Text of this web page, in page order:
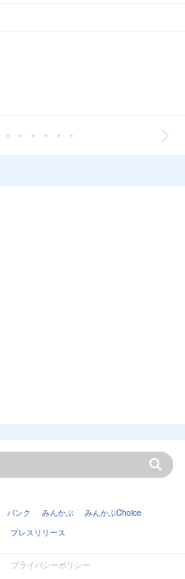
バンク みんかぶ
みんかぶChoice
プレスリリース
プライバシーポリシー